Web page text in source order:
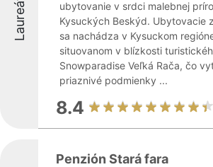
Laureáti
ubytovanie v srdci malebnej
Kysuckých Beskýd. Ubytovacie
sa nachádza v Kysuckom
situovanom v blízkosti
Snowparadise Veľká Rača, čo
priaznivé podmienky ...
8.4
Penzión Stará fara